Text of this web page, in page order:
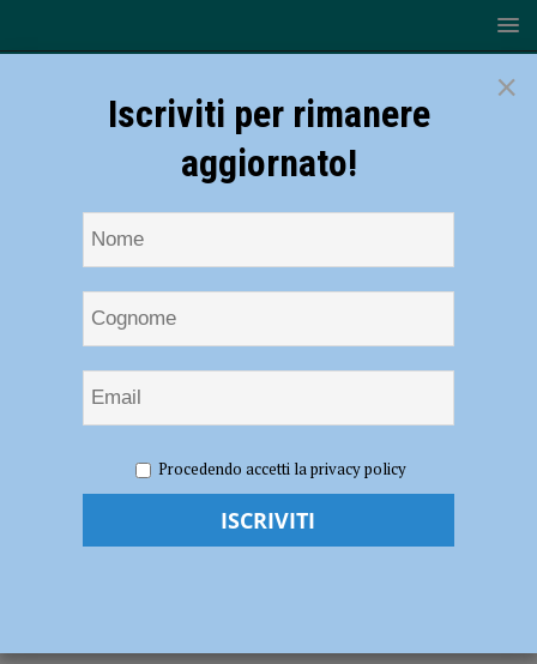
in campo domenica con Verona
Volley – Gas Sales Piacenza: biancorossi
×
Iscriviti per rimanere
aggiornato!
Procedendo accetti la privacy policy